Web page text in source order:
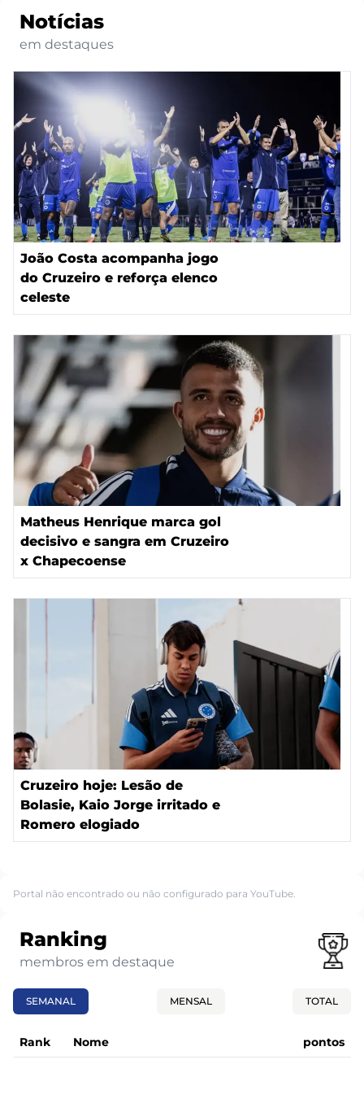
Notícias
em destaques
João Costa acompanha jogo
do Cruzeiro e reforça elenco
celeste
Matheus Henrique marca gol
decisivo e sangra em Cruzeiro
x Chapecoense
Cruzeiro hoje: Lesão de
Bolasie, Kaio Jorge irritado e
Romero elogiado
Portal não encontrado ou não configurado para YouTube.
Ranking
membros em destaque
SEMANAL MENSAL TOTAL
Rank Nome pontos